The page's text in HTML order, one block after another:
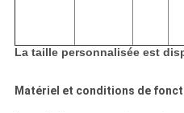
La taille personnalisée est
Matériel et conditions de